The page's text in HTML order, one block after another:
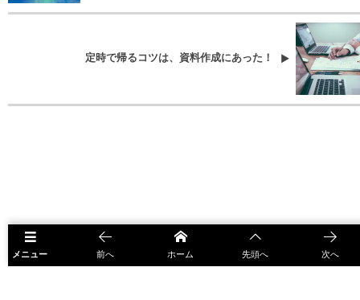
定時で帰るコツは、資料作成にあった！
メニュー 前へ ホーム 先頭へ 次へ